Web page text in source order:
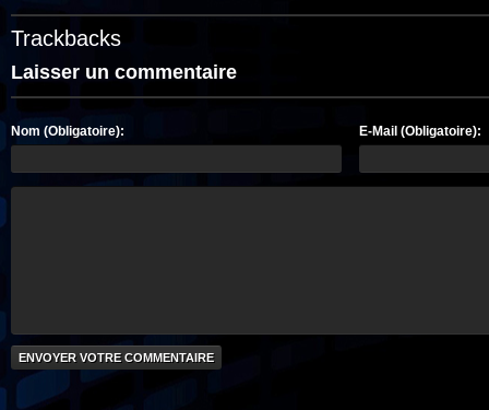
Trackbacks
Laisser un commentaire
Nom (Obligatoire): E-Mail (Obligatoire):